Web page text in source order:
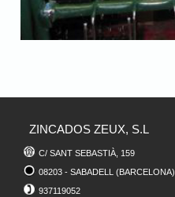
ZINCADOS ZEUX, S.L
C/ SANT SEBASTIÀ, 159
08203 - SABADELL (BARCELONA)
937119052